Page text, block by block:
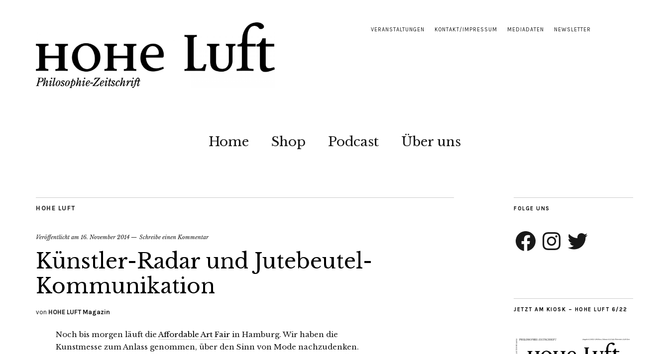
VERANSTALTUNGEN KONTAKT/IMPRESSUM MEDIADATEN NEWSLETTER
Home Shop Podcast Über uns
HOHE LUFT
Veröffentlicht am 16. November 2014 Schreibe einen Kommentar
Künstler-Radar und Jutebeutel-
Kommunikation
von HOHE LUFT Magazin
Noch bis morgen läuft dieAffordable Art Fair in Hamburg. Wir haben die
Kunstmesse zum Anlass genommen, über den Sinn von Mode nachzudenken.
FOLGE UNS
Facebook InstagramTwitter
JETZT AM KIOSK – HOHE LUFT 6/22